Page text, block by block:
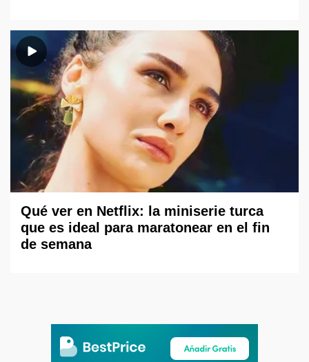
Qué ver en Netflix: la miniserie turca
que es ideal para maratonear en el fin
de semana